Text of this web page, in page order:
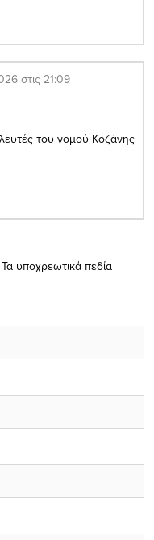
στις 21:09
του νομού Κοζάνης
Τα υποχρεωτικά πεδία